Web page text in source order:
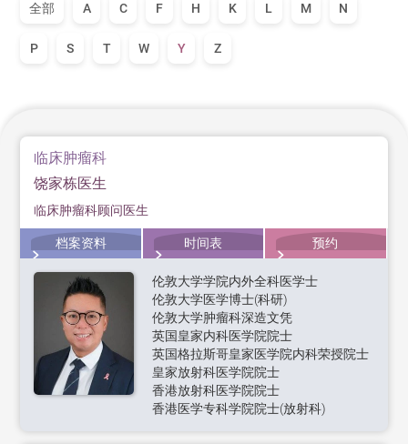
全部 A C F H K L M N
P S T W Y Z
临床肿瘤科
饶家栋医生
临床肿瘤科顾问医生
档案资料 时间表 预约
伦敦大学学院内外全科医学士
伦敦大学医学博士(科研)
伦敦大学肿瘤科深造文凭
英国皇家内科医学院院士
英国格拉斯哥皇家医学院内科荣授院士
皇家放射科医学院院士
香港放射科医学院院士
香港医学专科学院院士(放射科)